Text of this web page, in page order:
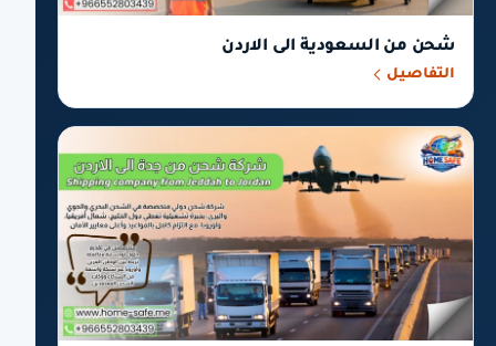
شحن من السعودية الى الاردن
التفاصيل